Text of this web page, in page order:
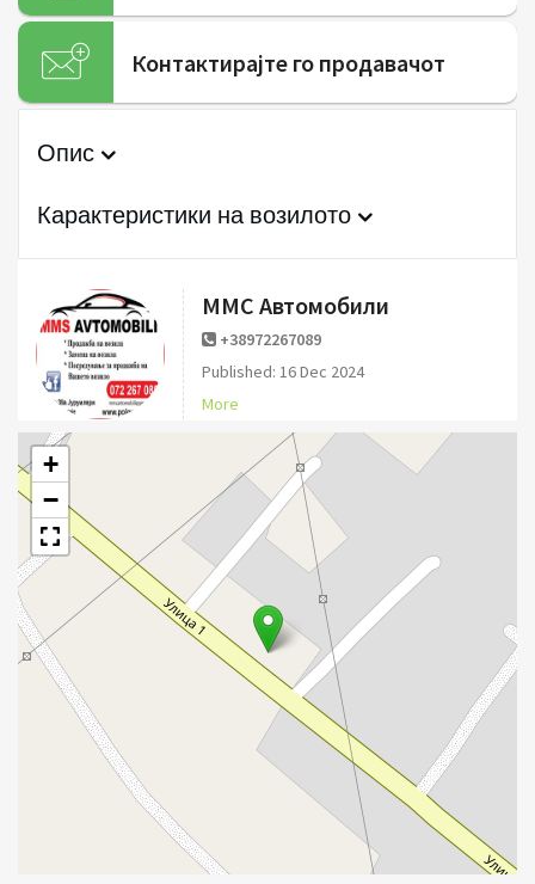
Контактирајте го продавачот
Опис
Карактеристики на возилото
ММС Автомобили
+38972267089
Published: 16 Dec 2024
More
+
−